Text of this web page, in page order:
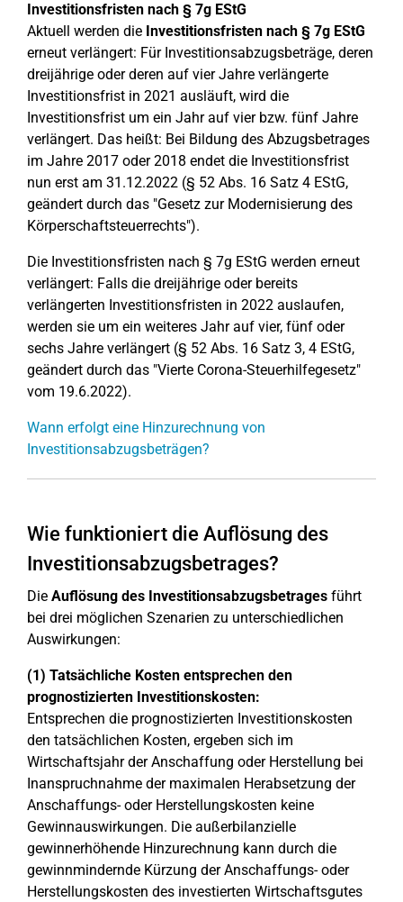
Investitionsfristen nach § 7g EStG
Aktuell werden die Investitionsfristen nach § 7g EStG
erneut verlängert: Für Investitionsabzugsbeträge, deren
dreijährige oder deren auf vier Jahre verlängerte
Investitionsfrist in 2021 ausläuft, wird die
Investitionsfrist um ein Jahr auf vier bzw. fünf Jahre
verlängert. Das heißt: Bei Bildung des Abzugsbetrages
im Jahre 2017 oder 2018 endet die Investitionsfrist
nun erst am 31.12.2022 (§ 52 Abs. 16 Satz 4 EStG,
geändert durch das "Gesetz zur Modernisierung des
Körperschaftsteuerrechts").
Die Investitionsfristen nach § 7g EStG werden erneut
verlängert: Falls die dreijährige oder bereits
verlängerten Investitionsfristen in 2022 auslaufen,
werden sie um ein weiteres Jahr auf vier, fünf oder
sechs Jahre verlängert (§ 52 Abs. 16 Satz 3, 4 EStG,
geändert durch das "Vierte Corona-Steuerhilfegesetz"
vom 19.6.2022).
Wann erfolgt eine Hinzurechnung von
Investitionsabzugsbeträgen?
Wie funktioniert die Auflösung des
Investitionsabzugsbetrages?
Die Auflösung des Investitionsabzugsbetrages führt
bei drei möglichen Szenarien zu unterschiedlichen
Auswirkungen:
(1) Tatsächliche Kosten entsprechen den
prognostizierten Investitionskosten:
Entsprechen die prognostizierten Investitionskosten
den tatsächlichen Kosten, ergeben sich im
Wirtschaftsjahr der Anschaffung oder Herstellung bei
Inanspruchnahme der maximalen Herabsetzung der
Anschaffungs- oder Herstellungskosten keine
Gewinnauswirkungen. Die außerbilanzielle
gewinnerhöhende Hinzurechnung kann durch die
gewinnmindernde Kürzung der Anschaffungs- oder
Herstellungskosten des investierten Wirtschaftsgutes